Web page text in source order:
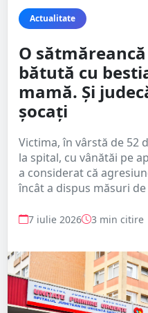
Actualitate
O
bătută cu
mamă. Și
șocați
Victima, în vârstă de 52
la spital, cu vânătăi pe
a considerat că
încât a dispus măsuri
7 iulie 2026 3 min citire